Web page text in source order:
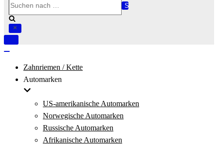
nach …
Navigation
Zahnriemen / Kette
Automarken
US-amerikanische Automarken
Norwegische Automarken
Russische Automarken
Afrikanische Automarken